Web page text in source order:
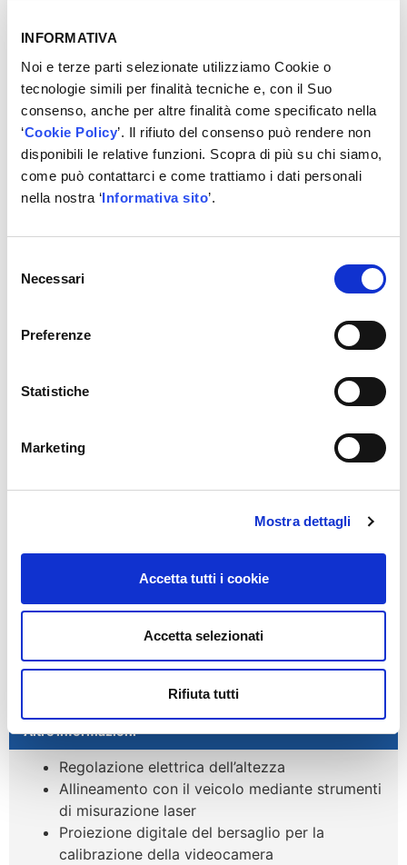
INFORMATIVA
Noi e terze parti selezionate utilizziamo Cookie o
tecnologie simili per finalità tecniche e, con il Suo
consenso, anche per altre finalità come specificato nella
‘Cookie Policy’. Il rifiuto del consenso può rendere non
disponibili le relative funzioni. Scopra di più su chi siamo,
come può contattarci e come trattiamo i dati personali
nella nostra ‘Informativa sito’.
delNecessari
Preferenze
Statistiche
Marketing
Mostra dettagli
Accetta tutti i cookie
Accetta selezionati
Rifiuta tutti
valutare le condizioni fisiche ambientali e di adattare di
Copertura universale– per noi assicurare la massima
copertura del mercato è un argomento serio. Il database
che alimenta il funzionamento di TechPRO® Digital ADAS
segue lo sviluppo continuo dell’autodiagnosi TechPRO®.
Grazie alSISTEMA DIGITALE TARGETLESS(brevetto)
nessun pannello aggiuntivo è più necessario.
Efficiente
Tecnologia
rappresenta il vero fulcro del sistema.
protocollo di riferimento delle case auto, presente e
Contattaci!
×
REGISTRATI
Altre informazioni
Regolazione elettrica dell’altezza
Allineamento con il veicolo mediante strumenti
di misurazione laser
Proiezione digitale del bersaglio per la
calibrazione della videocamera